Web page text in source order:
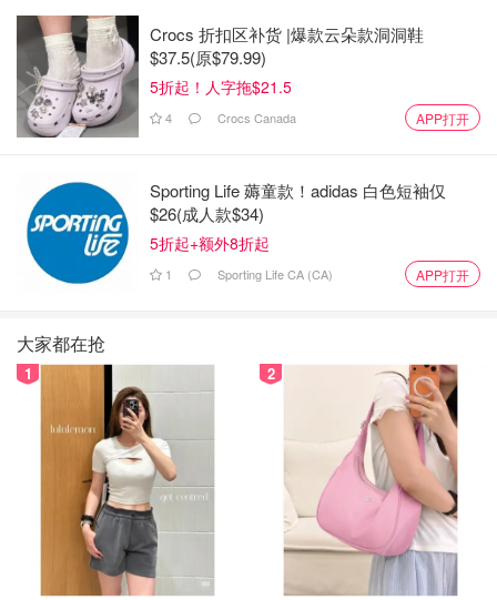
Crocs 折扣区补货 |爆款云朵款洞洞鞋
$37.5(原$79.99)
5折起！人字拖$21.5
4 Crocs Canada APP打开
Sporting Life 薅童款！adidas 白色短袖仅
$26(成人款$34)
5折起+额外8折起
1 Sporting Life CA (CA) APP打开
大家都在抢
1 2